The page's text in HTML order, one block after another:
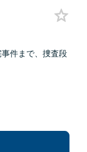
件まで、捜査段